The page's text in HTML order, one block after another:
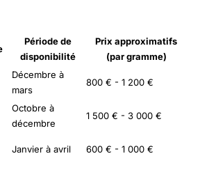
Période de
disponibilité
Prix approximatifs
(par gramme)
Décembre à
mars
800 € - 1 200 €
Octobre à
décembre
1 500 € - 3 000 €
Janvier à avril 600 € - 1 000 €